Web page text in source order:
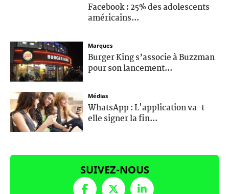
Facebook : 25% des adolescents
américains...
Marques
Burger King s’associe à Buzzman
pour son lancement...
Médias
WhatsApp : L'application va-t-
elle signer la fin...
SUIVEZ-NOUS